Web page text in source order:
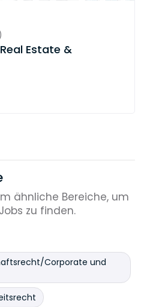
Estate &
ähnliche Bereiche, um
zu finden.
Corporate und